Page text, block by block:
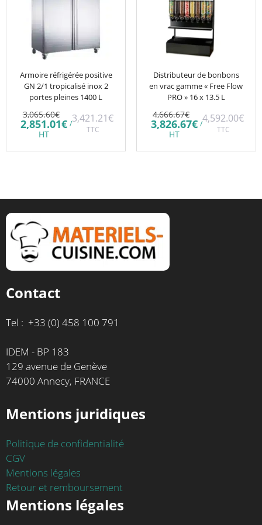
Armoire réfrigérée positive
GN 2/1 tropicalisé inox 2
portes pleines 1400 L
3,065.60€ Le
prix
initial
3,065.60€.
2,851.01€Le
est :
HT
/3,421.21€
TTC
Distributeur de bonbons
en vrac gamme « Free Flow
PRO » 16 x 13.5 L
4,666.67€ Le
prix
initial
4,666.67€.
3,826.67€Le
est :
HT
/4,592.00€
TTC
Contact
Tel : +33 (0) 458 100 791
IDEM - BP 183
129 avenue de Genève
74000 Annecy, FRANCE
Mentions juridiques
Politique de confidentialité
CGV
Mentions légales
Retour et remboursement
Mentions légales